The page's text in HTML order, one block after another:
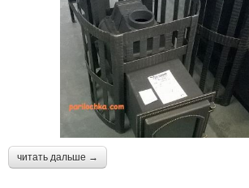
читать дальше →